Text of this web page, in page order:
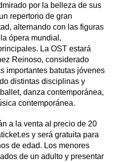
por la belleza de sus
repertorio de gran
alternando con las figuras
ópera mundial,
La OST estará
Reinoso, considerado
importantes batutas jóvenes
distintas disciplinas y
danza contemporánea,
contemporánea.
a la venta al precio de 20
y será gratuita para
de edad. Los menores
de un adulto y presentar